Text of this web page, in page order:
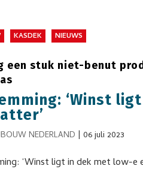
KASDEK NIEUWS
een stuk niet-benut
‘Winst
NEDERLAND |06 juli 2023